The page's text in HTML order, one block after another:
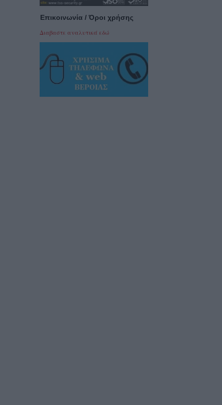
Επικοινωνία / Όροι χρήσης
Διαβαστε αναλυτικά εδώ